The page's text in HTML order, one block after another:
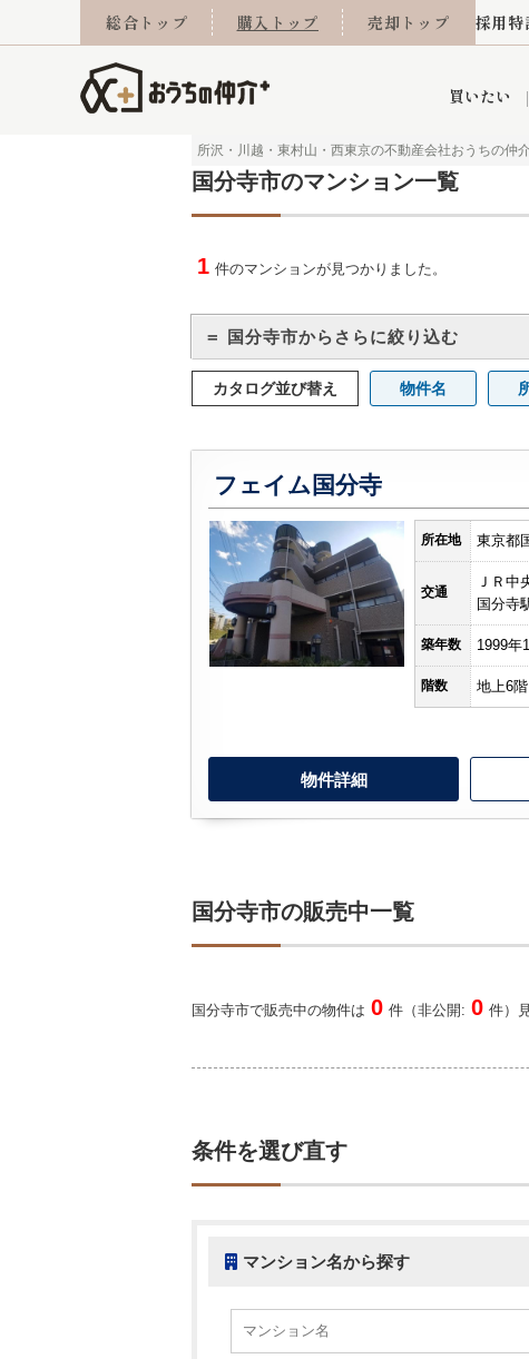
総合トップ 購入トップ 売却トップ 採用特
買いたい
今月の住宅ローン金利 当社提携金融機関
川越市 入間市 飯能市 狭山市
東久留米市
小平市 練馬区
西東京市 東久留米市
おうちLABO おうちのリフォーム
所沢・川越・東村山・西東京の不動産会社おうちの仲
国分寺市のマンション一覧
1 件のマンションが見つかりました。
＝ 国分寺市からさらに絞り込む
カタログ並び替え 物件名
フェイム国分寺
所在地 東京都
交通
ＪＲ中
国分寺
築年数 1999年
階数 地上6階
物件詳細
国分寺市の販売中一覧
国分寺市で販売中の物件は 0 件（非公開: 0 件）
条件を選び直す
マンション名から探す